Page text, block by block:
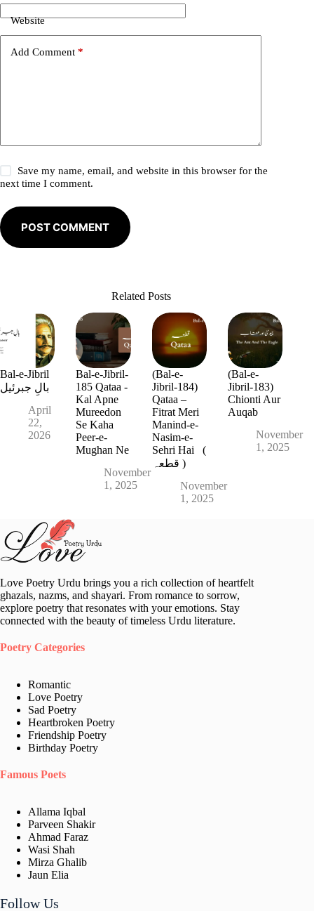
Website
Add Comment *
Save my name, email, and website in this browser for the
next time I comment.
POST COMMENT
t
i
Related Posts
Bal-e-Jibril
بالِ جبرئیل
April
22,
2026
Bal-e-Jibril-
185 Qataa -
Kal Apne
Mureedon
Se Kaha
Peer-e-
Mughan Ne
November
1, 2025
(Bal-e-
Jibril-184)
Qataa –
Fitrat Meri
Manind-e-
Nasim-e-
Sehri Hai (
قطعہ )
November
1, 2025
(Bal-e-
Jibril-183)
Chionti Aur
Auqab
November
1, 2025
Love Poetry Urdu brings you a rich collection of heartfelt
ghazals, nazms, and shayari. From romance to sorrow,
explore poetry that resonates with your emotions. Stay
connected with the beauty of timeless Urdu literature.
Poetry Categories
Romantic
Love Poetry
Sad Poetry
Heartbroken Poetry
Friendship Poetry
Birthday Poetry
Famous Poets
Allama Iqbal
Parveen Shakir
Ahmad Faraz
Wasi Shah
Mirza Ghalib
Jaun Elia​
Follow Us